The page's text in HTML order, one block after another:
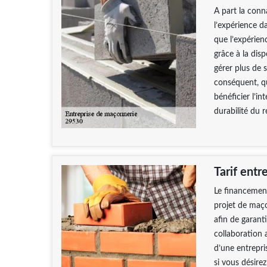
A part la
l’expérience
que
grâce à la
gérer plus de
conséquent,
bénéficier
durabilité du
Tarif
Le
projet de
afin de
collaboration
d’une
si vous